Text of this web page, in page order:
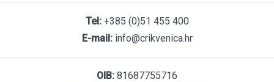
Tel:+385 (0)51 455 400
E-mail:info@crikvenica.hr
OIB: 81687755716